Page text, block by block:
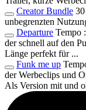
Creator Bundle
unbegrenzten
Departure Tempo
der schnell auf den
Länge perfekt für ...
Funk me up
der Werbeclips und
Als Version mit und